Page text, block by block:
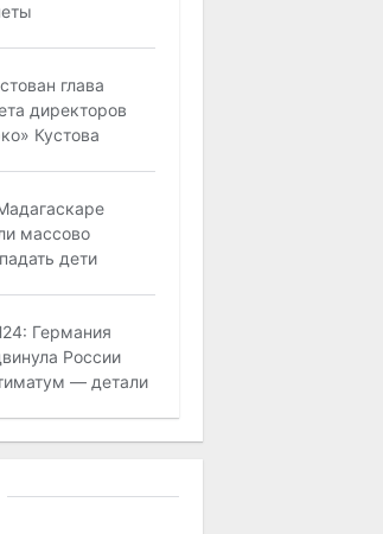
глава
директоров
Кустова
массово
дети
Германия
России
— детали